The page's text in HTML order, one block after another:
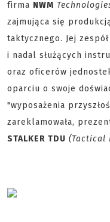
firma NWM
zajmująca się
taktycznego. Jej
i nadal służących
oraz oficerów
oparciu o swoje
"wyposażenia
zareklamowała,
STALKER TDU (Tactical